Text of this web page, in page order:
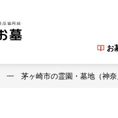
お
茅ヶ崎市の霊園・墓地（神奈